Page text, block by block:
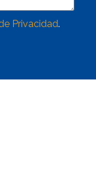
Privacidad.